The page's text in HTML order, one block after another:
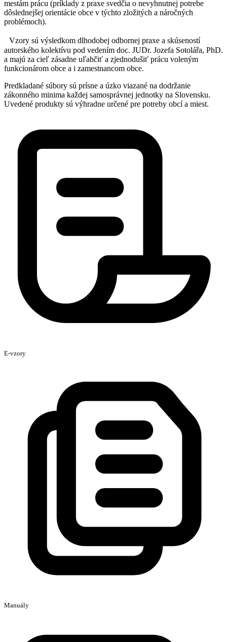
mestám prácu (príklady z praxe svedčia o nevyhnutnej potrebe
dôslednejšej orientácie obce v týchto zložitých a náročných
problémoch).
Vzory sú výsledkom dlhodobej odbornej praxe a skúseností
autorského kolektívu pod vedením doc. JUDr. Jozefa Sotolářa, PhD.
a majú za cieľ zásadne uľahčiť a zjednodušiť prácu voleným
funkcionárom obce a i zamestnancom obce.
Predkladané súbory sú prísne a úzko viazané na dodržanie
zákonného minima každej samosprávnej jednotky na Slovensku.
Uvedené produkty sú výhradne určené pre potreby obcí a miest.
E-vzory
Manuály